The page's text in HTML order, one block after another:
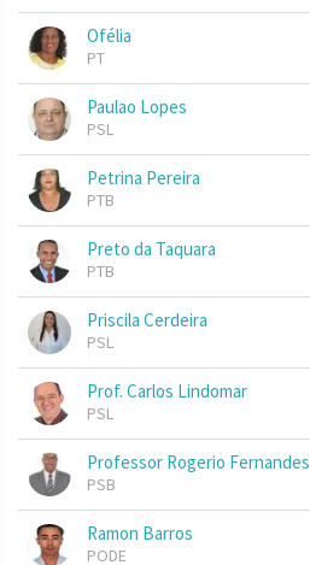
Ofélia
PT
Paulao Lopes
PSL
Petrina Pereira
PTB
Preto da Taquara
PTB
Priscila Cerdeira
PSL
Prof. Carlos Lindomar
PSL
Professor Rogerio Fernandes
PSB
Ramon Barros
PODE